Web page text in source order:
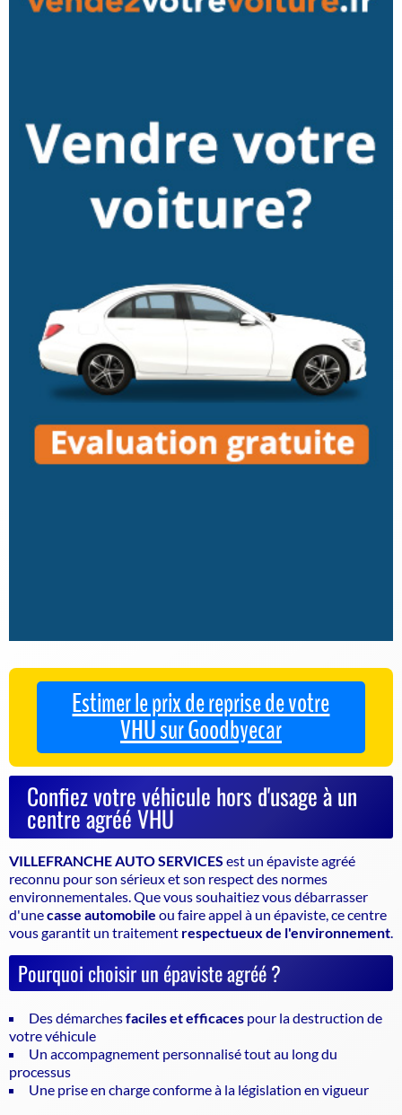
Estimer le prix de reprise de votre
VHU sur Goodbyecar
Confiez votre véhicule hors d'usage à un
centre agréé VHU
VILLEFRANCHE AUTO SERVICES est un épaviste agréé
reconnu pour son sérieux et son respect des normes
environnementales. Que vous souhaitiez vous débarrasser
d'unecasse automobile ou faire appel à un épaviste , ce centre
vous garantit un traitement respectueux de l'environnement
Pourquoi choisir un épaviste agréé ?
Des démarchesfaciles et efficaces pour la destruction de
votre véhicule
Un accompagnement personnalisé tout au long du
processus
Une prise en charge conforme à la législation en vigueur